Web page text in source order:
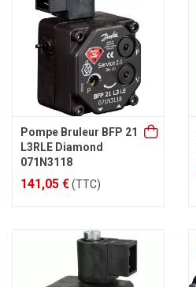
Pompe Bruleur BFP 21
L3RLE Diamond
071N3118
141,05 €(TTC)